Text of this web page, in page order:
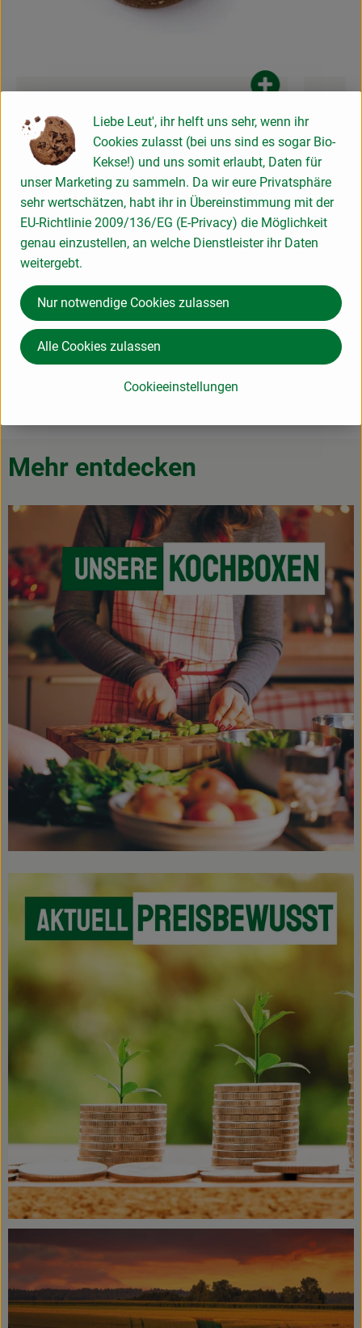
zum Warenkorb hinzufügen
, Preis:
4,99 €/ Stück
Roggenbrot, 1 kg
Deutschland , Referenzpreis:
4,99 €/ kg
Produkt zum
, Preis:
, Herkunft:
Deutschland
Lerne uns und unsere Geschichte
noch besser kennen! 🤩
In unserem Blog erfährst du alles über unsere
Gründung im Jahr 1995 und unsere Entwicklung
in den letzten 30 Jahren.
Hier geht's zum Blog
Mehr entdecken
Liebe Leut', ihr helft uns sehr, wenn ihr
Cookies zulasst (bei uns sind es sogar Bio-
Kekse!) und uns somit erlaubt, Daten für
unser Marketing zu sammeln. Da wir eure Privatsphäre
sehr wertschätzen, habt ihr in Übereinstimmung mit der
EU-Richtlinie 2009/136/EG (E-Privacy) die Möglichkeit
genau einzustellen, an welche Dienstleister ihr Daten
weitergebt.
Cookieeinstellungen
Nur notwendige Cookies zulassen
Alle Cookies zulassen